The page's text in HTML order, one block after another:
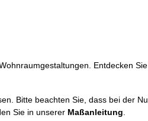
Entdecken
Bitte beachten Sie, dass bei der
Sie in unserer Maßanleitung